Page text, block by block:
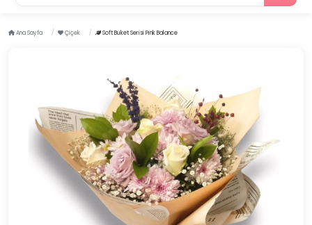
Ana Sayfa Çiçek Soft Buket Serisi Pink Balance